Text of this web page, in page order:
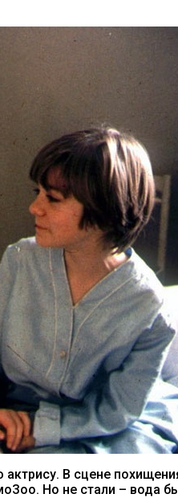
В сцене
Но не стали – вода